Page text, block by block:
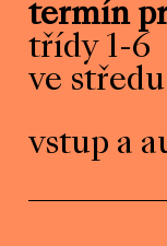
termín
třídy 1-6
ve
vstup a